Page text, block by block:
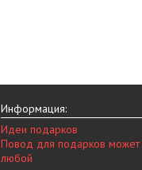
Информация:
Идеи подарков
Повод для подарков может
любой